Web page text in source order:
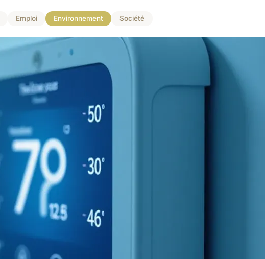
Emploi Environnement Société